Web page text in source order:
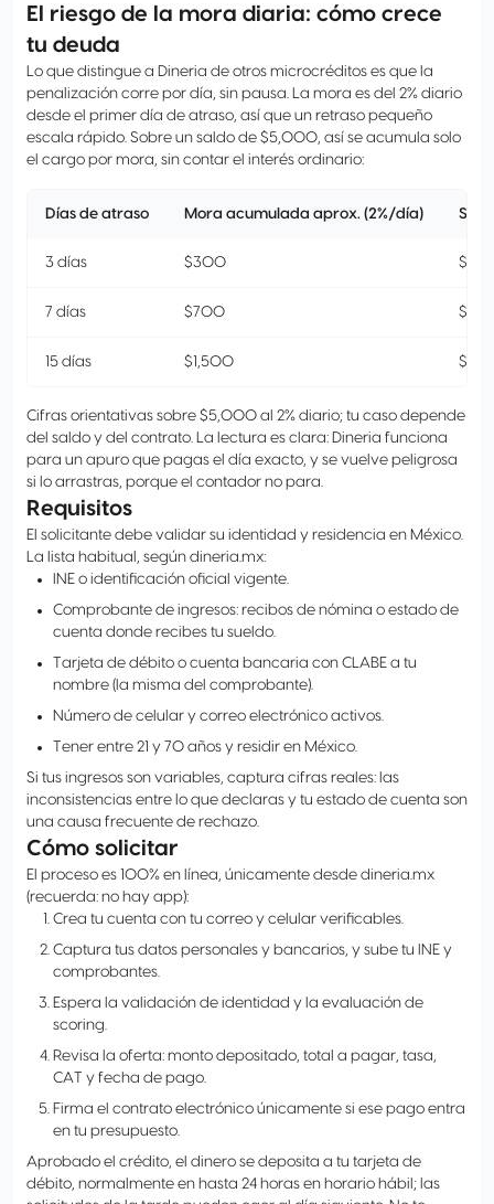
El riesgo de la mora diaria: cómo crece
tu deuda
Lo que distingue a Dineria de otros microcréditos es que la
penalización corre por día, sin pausa. La mora es del 2% diario
desde el primer día de atraso, así que un retraso pequeño
escala rápido. Sobre un saldo de $5,000, así se acumula solo
el cargo por mora, sin contar el interés ordinario:
Días de atraso Mora acumulada aprox. (2%/día)
3 días $300
7 días $700
15 días $1,500
Cifras orientativas sobre $5,000 al 2% diario; tu caso depende
del saldo y del contrato. La lectura es clara: Dineria funciona
para un apuro que pagas el día exacto, y se vuelve peligrosa
si lo arrastras, porque el contador no para.
Requisitos
El solicitante debe validar su identidad y residencia en México.
La lista habitual, según dineria.mx:
INE o identificación oficial vigente.
Comprobante de ingresos: recibos de nómina o estado de
cuenta donde recibes tu sueldo.
Tarjeta de débito o cuenta bancaria con CLABE a tu
nombre (la misma del comprobante).
Número de celular y correo electrónico activos.
Tener entre 21 y 70 años y residir en México.
Si tus ingresos son variables, captura cifras reales: las
inconsistencias entre lo que declaras y tu estado de cuenta son
una causa frecuente de rechazo.
Cómo solicitar
El proceso es 100% en línea, únicamente desde dineria.mx
(recuerda: no hay app):
Crea tu cuenta con tu correo y celular verificables.
Captura tus datos personales y bancarios, y sube tu INE y
comprobantes.
Espera la validación de identidad y la evaluación de
scoring.
Revisa la oferta: monto depositado, total a pagar, tasa,
CAT y fecha de pago.
Firma el contrato electrónico únicamente si ese pago entra
en tu presupuesto.
Aprobado el crédito, el dinero se deposita a tu tarjeta de
débito, normalmente en hasta 24 horas en horario hábil; las